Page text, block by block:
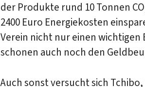
der Produkte rund 10 Tonnen CO
2400 Euro Energiekosten
Verein nicht nur einen
schonen auch noch den
Auch sonst versucht sich